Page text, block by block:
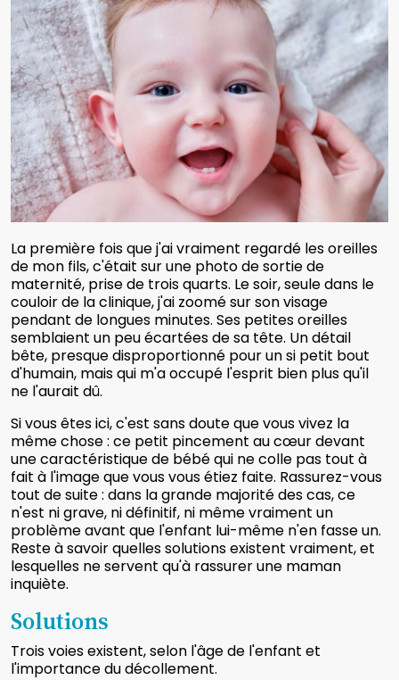
La première fois que j'ai vraiment regardé les oreilles
de mon fils, c'était sur une photo de sortie de
maternité, prise de trois quarts. Le soir, seule dans le
couloir de la clinique, j'ai zoomé sur son visage
pendant de longues minutes. Ses petites oreilles
semblaient un peu écartées de sa tête. Un détail
bête, presque disproportionné pour un si petit bout
d'humain, mais qui m'a occupé l'esprit bien plus qu'il
ne l'aurait dû.
Si vous êtes ici, c'est sans doute que vous vivez la
même chose : ce petit pincement au cœur devant
une caractéristique de bébé qui ne colle pas tout à
fait à l'image que vous vous étiez faite. Rassurez-vous
tout de suite : dans la grande majorité des cas, ce
n'est ni grave, ni définitif, ni même vraiment un
problème avant que l'enfant lui-même n'en fasse un.
Reste à savoir quelles solutions existent vraiment, et
lesquelles ne servent qu'à rassurer une maman
inquiète.
Solutions
Trois voies existent, selon l'âge de l'enfant et
l'importance du décollement.